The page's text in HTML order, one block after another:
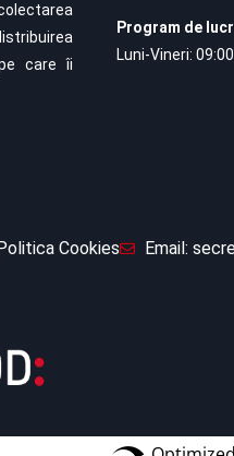
care îi
Program de
Luni-Vineri:
Politica Cookies Email: